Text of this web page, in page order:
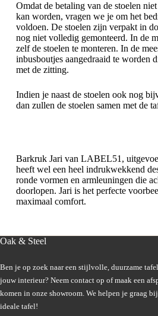
Omdat de betaling van de stoelen
kan worden, vragen we je om het
voldoen. De stoelen zijn verpakt in
nog niet volledig gemonteerd. In de
zelf de stoelen te monteren. In de
inbusboutjes aangedraaid te worden
met de zitting.
Indien je naast de stoelen ook nog
dan zullen de stoelen samen met de
Barkruk Jari van LABEL51,
heeft wel een heel indrukwekkend
ronde vormen en armleuningen die
doorlopen. Jari is het perfecte
maximaal comfort.
Oak & Steel
Ben je op zoek naar een stijlvolle, duurzame
jouw interieur? Neem contact op of maak een
komen in onze showroom. We helpen je graag
ideale tafel!